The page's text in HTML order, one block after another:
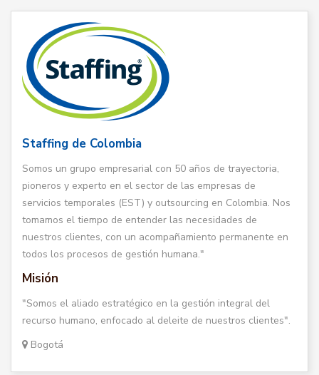
Staffing de Colombia
Somos un grupo empresarial con 50 años de trayectoria,
pioneros y experto en el sector de las empresas de
servicios temporales (EST) y outsourcing en Colombia. Nos
tomamos el tiempo de entender las necesidades de
nuestros clientes, con un acompañamiento permanente en
todos los procesos de gestión humana."
Misión
"Somos el aliado estratégico en la gestión integral del
recurso humano, enfocado al deleite de nuestros clientes".
Bogotá